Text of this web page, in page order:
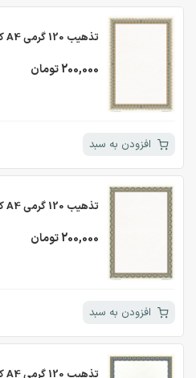
تذهیب 120 گرمی A4 کد 2082
200,000 تومان
افزودن به سبد
تذهیب 120 گرمی A4 کد 2081
200,000 تومان
افزودن به سبد
تذهیب 120 گرمی A4 کد 2104